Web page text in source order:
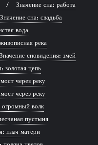
Значение сна: работа
Значение сна: свадьба
вода
река
Значение сновидения: змей
золотая цепь
через реку
через реку
огромный волк
пустыня
плач матери